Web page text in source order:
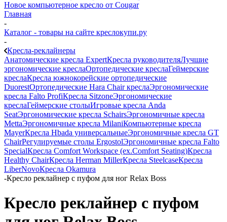
Новое компьютерное кресло от Cougar
Главная
-
Каталог - товары на сайте креслокупи.ру
-
Кресла-реклайнеры
Анатомические кресла ExpertКресла руководителяЛучшие
эргономические креслаОртопедические креслаГеймерские
креслаКресла южнокорейские ортопедические
DuorestОртопедические Hara Chair креслаЭргономические
кресла Falto ProfiКресла SitzoneЭргономические
креслаГеймерские столыИгровые кресла Anda
SeatЭргономические кресла SchairsЭргономичные кресла
MettaЭргономичные кресла MilaniКомпьютерные кресла
MayerКресла Hbada универсальныеЭргономичные кресла GT
ChairРегулируемые столы ErgostolЭргономичные кресла Falto
SpecialКресла Comfort Workspace (ex.Comfort Seating)Кресла
Healthy ChairКресла Herman MillerКресла SteelcaseКресла
LiberNovoКресла Okamura
-Кресло реклайнер с пуфом для ног Relax Boss
Кресло реклайнер с пуфом